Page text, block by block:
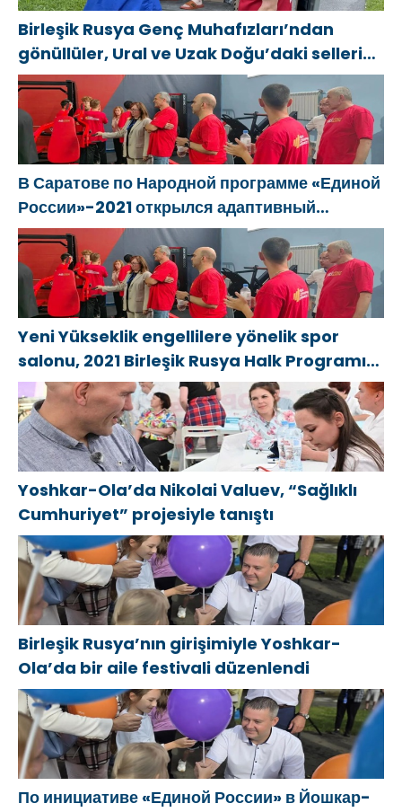
Birleşik Rusya Genç Muhafızları’ndan
gönüllüler, Ural ve Uzak Doğu’daki sellerin
sonuçlarını ortadan kaldırmaya yardımcı
oluyor
В Саратове по Народной программе «Единой
России»-2021 открылся адаптивный
спортзал «Новая высота»
Yeni Yükseklik engellilere yönelik spor
salonu, 2021 Birleşik Rusya Halk Programı
kapsamında Saratov’da açıldı
Yoshkar-Ola’da Nikolai Valuev, “Sağlıklı
Cumhuriyet” projesiyle tanıştı
Birleşik Rusya’nın girişimiyle Yoshkar-
Ola’da bir aile festivali düzenlendi
По инициативе «Единой России» в Йошкар-